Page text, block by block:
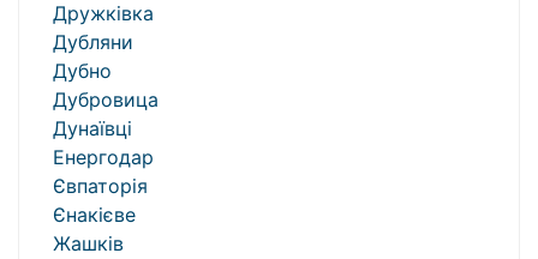
Дружківка
Дубляни
Дубно
Дубровица
Дунаївці
Енергодар
Євпаторія
Єнакієве
Жашків